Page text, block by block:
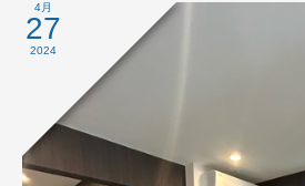
4月
27
2024